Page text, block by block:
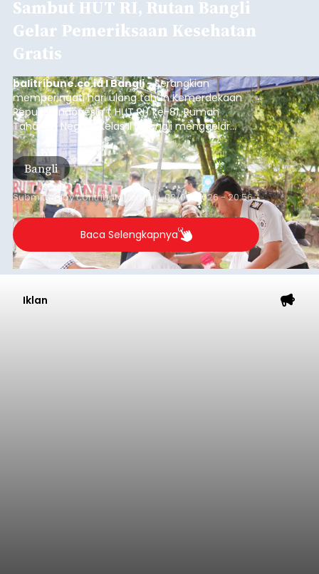
Sambut HUT RI, Rutan Bangli
Gelar Pemeriksaan Kesehatan
Gratis
balitribune.co.id I Bangli -Serangkian
memperingati hari ulang tahun Kemerdekaan
Republik Indonesia ( HUT RI) ke-81, Rumah
Tahanan Negara Kelas II B Bangli menggelar
kegiatan pemeriksaan kesehatan gratis, Rabu
(6/8/2026).
Bangli
Submitted bycontributor Thu, 08/06/2026 - 20:56
Baca Selengkapnya
Iklan